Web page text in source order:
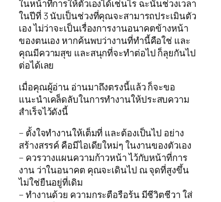
ในหน้าที่การให้ตัวเองได้เช่นไร ฉะนั้นช่วงเวลา
ในปีที่ 3 นับเป็นช่วงที่คุณจะสามารถประเมินตัว
เอง ไม่ว่าจะเป็นเรื่องการงานอนาคตข้างหน้า
ของตนเอง หากค้นพบว่างานที่ทำนี้คือใช่ และ
คุณมีความสุข และสนุกที่จะทำต่อไป ก็ลุยกันไป
ต่อได้เลย
เมื่อคุณผู้อ่าน อ่านมาถึงตรงนี้แล้ว ก็จะขอ
แนะนำเคล็ดลับในการทำงานให้ประสบความ
สำเร็จไว้ดังนี้
– ตั้งใจทำงานให้เต็มที่ และต้องเป็นไป อย่าง
สร้างสรรค์ คือมีไอเดียใหม่ๆ ในงานของตัวเอง
– ควรวางแผนความก้าวหน้า ไว้กับหน้าที่การ
งาน ว่าในอนาคต คุณจะเดินไป ณ จุดที่สูงขึ้น
ไม่ใช่ยืนอยู่ที่เดิม
– ทำงานด้วย ความกระตือรือร้น มีชีวิตชีวา ใส่